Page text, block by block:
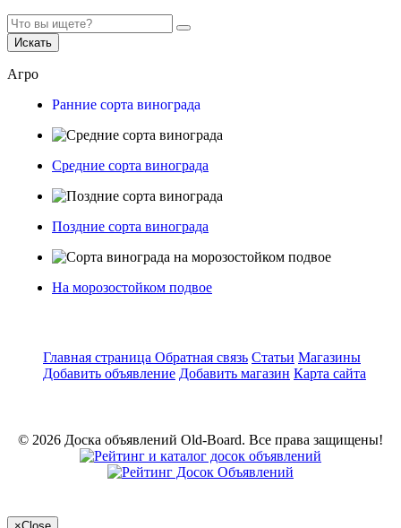
Искать
Агро
Ранние сорта винограда
Средние сорта винограда
Поздние сорта винограда
На морозостойком подвое
Главная страница Обратная связь Статьи Магазины
Добавить объявление Добавить магазин Карта сайта
© 2026 Доска объявлений Old-Board. Все права защищены!